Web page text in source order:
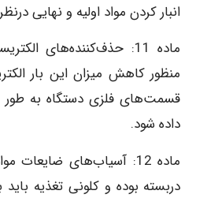
انبار کردن مواد اولیه و نهایی
ماده‌ 11: حذف‌کننده‌های
منظور کاهش میزان این بار
قسمت‌های فلزی دستگاه به طور
داده شود.
ماده‌ 12: آسیاب‌های
دربسته بوده و کلونی تغذیه